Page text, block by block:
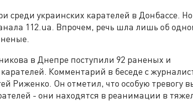
среди украинских карателей в Донбассе.
112.ua. Впрочем, речь шла лишь об
в Днепре поступили 92 раненых и
Комментарий в беседе с
Риженко. Он отметил, что особую тревогу
- они находятся в реанимации в